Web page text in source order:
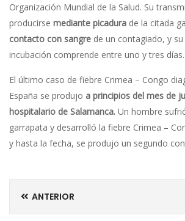
Organización Mundial de la Salud. Su
producirse mediante picadura de la citada
contacto con sangre de un contagiado, y
incubación comprende entre uno y tres días.
El último caso de fiebre Crimea – Congo
España se produjo a principios del mes de
hospitalario de Salamanca. Un hombre
garrapata y desarrolló la fiebre Crimea –
y hasta la fecha, se produjo un segundo
ANTERIOR